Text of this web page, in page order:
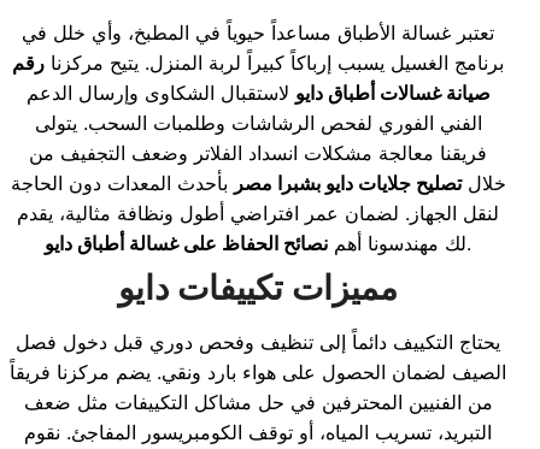
تعتبر غسالة الأطباق مساعداً حيوياً في المطبخ، وأي خلل في
برنامج الغسيل يسبب إرباكاً كبيراً لربة المنزل. يتيح مركزنا رقم
صيانة غسالات أطباق دايو لاستقبال الشكاوى وإرسال الدعم
الفني الفوري لفحص الرشاشات وطلمبات السحب. يتولى
فريقنا معالجة مشكلات انسداد الفلاتر وضعف التجفيف من
خلالتصليح جلايات دايو بشبرا مصر بأحدث المعدات دون الحاجة
لنقل الجهاز. لضمان عمر افتراضي أطول ونظافة مثالية، يقدم
لك مهندسونا أهم نصائح الحفاظ على غسالة أطباق دايو .
مميزات تكييفات دايو
يحتاج التكييف دائماً إلى تنظيف وفحص دوري قبل دخول فصل
الصيف لضمان الحصول على هواء بارد ونقي. يضم مركزنا فريقاً
من الفنيين المحترفين في حل مشاكل التكييفات مثل ضعف
التبريد، تسريب المياه، أو توقف الكومبريسور المفاجئ. نقوم